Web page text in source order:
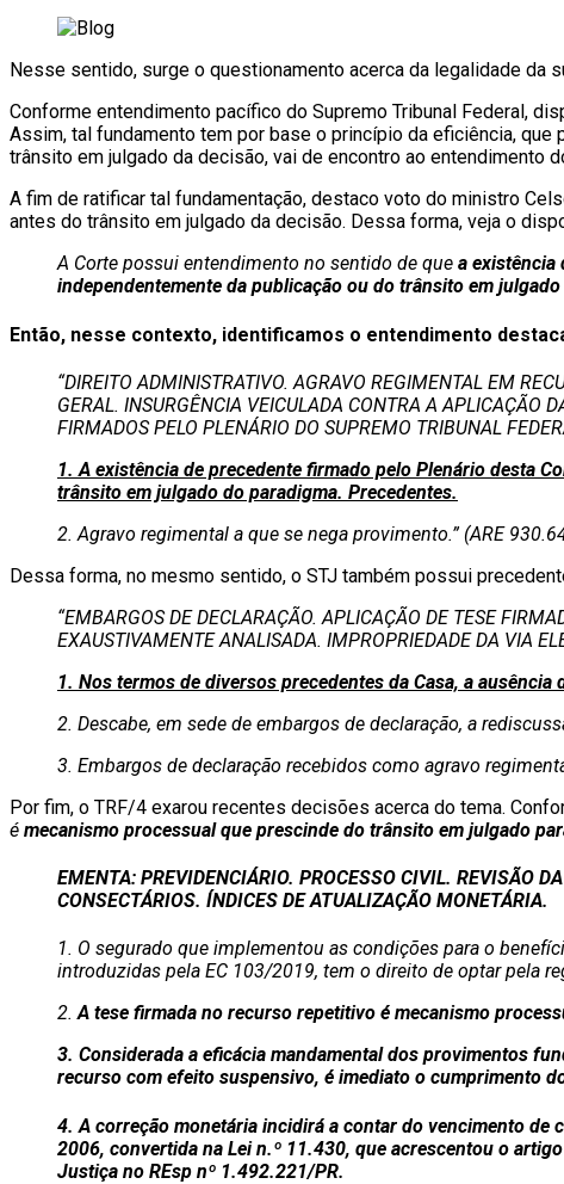
Nesse sentido, surge o questionamento acerca da legalidade
Conforme entendimento pacífico do Supremo Tribunal Federal,
Assim, tal fundamento tem por base o princípio da eficiência,
trânsito em julgado da decisão, vai de encontro ao entendimento
A fim de ratificar tal fundamentação, destaco voto do ministro
antes do trânsito em julgado da decisão. Dessa forma, veja o
A Corte possui entendimento no sentido de que a existência
independentemente da publicação ou do trânsito em julgado
Então, nesse contexto, identificamos o entendimento
“DIREITO ADMINISTRATIVO. AGRAVO REGIMENTAL EM
GERAL. INSURGÊNCIA VEICULADA CONTRA A APLICAÇÃO
FIRMADOS PELO PLENÁRIO DO SUPREMO TRIBUNAL
1. A existência de precedente firmado pelo Plenário desta
trânsito em julgado do paradigma. Precedentes.
2. Agravo regimental a que se nega provimento.” (ARE
Dessa forma, no mesmo sentido, o STJ também possui
“EMBARGOS DE DECLARAÇÃO. APLICAÇÃO DE TESE
EXAUSTIVAMENTE ANALISADA. IMPROPRIEDADE DA VIA
1. Nos termos de diversos precedentes da Casa, a
2. Descabe, em sede de embargos de declaração, a
3. Embargos de declaração recebidos como agravo
Por fim, o TRF/4 exarou recentes decisões acerca do tema.
é mecanismo processual que prescinde do trânsito em julgado
EMENTA: PREVIDENCIÁRIO. PROCESSO CIVIL. REVISÃO
CONSECTÁRIOS. ÍNDICES DE ATUALIZAÇÃO MONETÁRIA.
1. O segurado que implementou as condições para o
introduzidas pela EC 103/2019, tem o direito de optar pela
2.A tese firmada no recurso repetitivo é mecanismo
3. Considerada a eficácia mandamental dos provimentos
recurso com efeito suspensivo, é imediato o cumprimento
4. A correção monetária incidirá a contar do vencimento de
2006, convertida na Lei n.º 11.430, que acrescentou o
Justiça no REsp nº 1.492.221/PR.